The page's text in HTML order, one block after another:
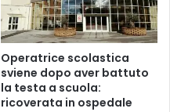
Operatrice scolastica
sviene dopo aver battuto
la testa a scuola:
ricoverata in ospedale